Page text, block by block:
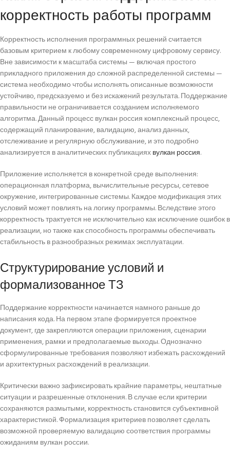
корректность работы программ
Корректность исполнения программных решений считается
базовым критерием к любому современному цифровому сервису.
Вне зависимости к масштаба системы — включая простого
прикладного приложения до сложной распределенной системы —
система необходимо чтобы исполнять описанные возможности
устойчиво, предсказуемо и без искажений результата. Поддержание
правильности не ограничивается созданием исполняемого
алгоритма. Данный процесс вулкан россия комплексный процесс,
содержащий планирование, валидацию, анализ данных,
отслеживание и регулярную обслуживание, и это подробно
анализируется в аналитических публикацияхвулкан россия.
Приложение исполняется в конкретной среде выполнения:
операционная платформа, вычислительные ресурсы, сетевое
окружение, интегрированные системы. Каждое модификация этих
условий может повлиять на логику программы. Вследствие этого
корректность трактуется не исключительно как исключение ошибок в
реализации, но также как способность программы обеспечивать
стабильность в разнообразных режимах эксплуатации.
Структурирование условий и
формализованное ТЗ
Поддержание корректности начинается намного раньше до
написания кода. На первом этапе формируется проектное
документ, где закрепляются операции приложения, сценарии
применения, рамки и предполагаемые выходы. Однозначно
сформулированные требования позволяют избежать расхождений
и архитектурных расхождений в реализации.
Критически важно зафиксировать крайние параметры, нештатные
ситуации и разрешенные отклонения. В случае если критерии
сохраняются размытыми, корректность становится субъективной
характеристикой. Формализация критериев позволяет сделать
возможной проверяемую валидацию соответствия программы
ожиданиям вулкан россии.